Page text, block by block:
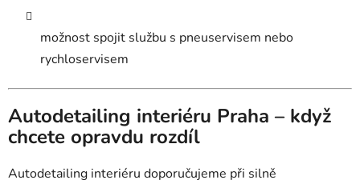
možnost spojit službu s pneuservisem nebo
rychloservisem
Autodetailing interiéru Praha – když
chcete opravdu rozdíl
Autodetailing interiéru doporučujeme při silně